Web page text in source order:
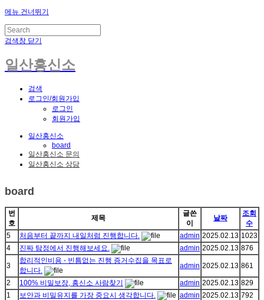
메뉴 건너뛰기
검색창 닫기
일산흥신소
검색
로그인/회원가입
로그인
회원가입
일산흥신소
board
일산흥신소 문의
일산흥신소 상담
board
번
호
제목
글쓴
이
날짜
조회
수
5
처음부터 끝까지 내일처럼 진행합니다. admin 2025.02.13 1023
4
진짜 탐정에서 진행해보세요. admin 2025.02.13 876
3
합리적인비용 - 빈틈없는 진행 증거수집을 목표로
합니다.
admin 2025.02.13 861
2 100% 비밀보장, 흥신소 사람찾기 admin 2025.02.13 829
1
보안과 비밀유지를 가장 중요시 생각합니다. admin 2025.02.13 792